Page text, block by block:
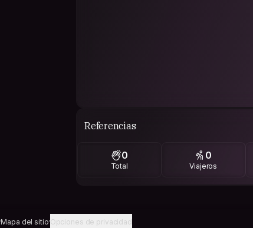
Referencias
0
Total
0
Viajeros
Mapa del sitioOpciones de privacidad